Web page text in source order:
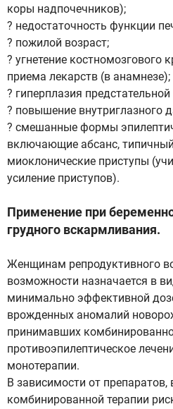
коры надпочечников);
? недостаточность функции
? пожилой возраст;
? угнетение костномозгового
приема лекарств (в анамнезе);
? гиперплазия
? повышение внутриглазного
? смешанные формы
включающие абсанс,
миоклонические приступы
усиление приступов).
Применение при
грудного вскармливания.
Женщинам репродуктивного
возможности назначается в
минимально эффективной
врожденных аномалий
принимавших
противоэпилептическое
монотерапии.
В зависимости от препаратов,
комбинированной терапии